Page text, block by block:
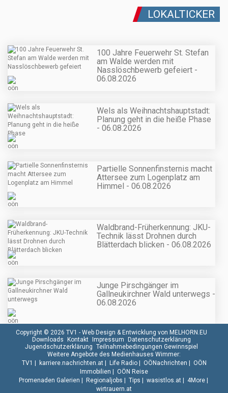
LOKALTICKER
100 Jahre Feuerwehr St. Stefan
am Walde werden mit
Nasslöschbewerb gefeiert -
06.08.2026
Wels als Weihnachtshauptstadt:
Planung geht in die heiße Phase
- 06.08.2026
Partielle Sonnenfinsternis macht
Attersee zum Logenplatz am
Himmel - 06.08.2026
Waldbrand-Früherkennung: JKU-
Technik lässt Drohnen durch
Blätterdach blicken - 06.08.2026
Junge Pirschgänger im
Gallneukirchner Wald unterwegs -
06.08.2026
Copyright © 2026 TV1 - Web Design & Entwicklung von MELHORN.EU
Downloads Kontakt Impressum Datenschutzerklärung
Jugendschutzerklärung Teilnahmebedingungen Gewinnspiel
Weitere Angebote des Medienhauses Wimmer:
TV1 | karriere.nachrichten.at| Life Radio| OÖNachrichten | OÖN
Immobilien | OÖN Reise
Promenaden Galerien | Regionaljobs | Tips | wasistlos.at| 4More|
wirtrauern.at